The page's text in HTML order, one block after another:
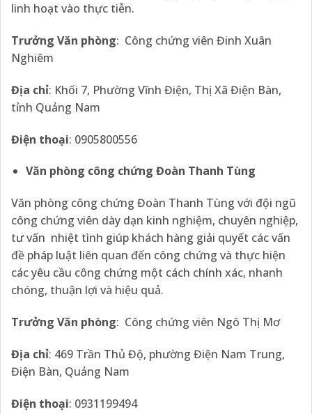
linh hoạt vào thực tiễn.
Trưởng Văn phòng: Công chứng viên Đinh Xuân
Nghiêm
Địa chỉ: Khối 7, Phường Vĩnh Điện, Thị Xã Điện Bàn,
tỉnh Quảng Nam
Điện thoại: 0905800556
Văn phòng công chứng Đoàn Thanh Tùng
Văn phòng công chứng Đoàn Thanh Tùng với đội ngũ
công chứng viên dày dạn kinh nghiệm, chuyên nghiệp,
tư vấn nhiệt tình giúp khách hàng giải quyết các vấn
đề pháp luật liên quan đến công chứng và thực hiện
các yêu cầu công chứng một cách chính xác, nhanh
chóng, thuận lợi và hiệu quả.
Trưởng Văn phòng: Công chứng viên Ngô Thị Mơ
Địa chỉ: 469 Trần Thủ Độ, phường Điện Nam Trung,
Điện Bàn, Quảng Nam
Điện thoại: 0931199494